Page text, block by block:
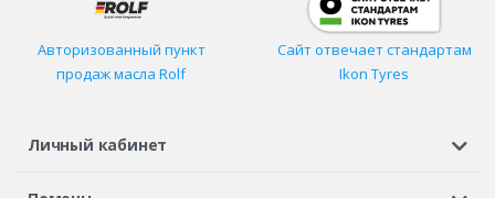
Авторизованный пункт
продаж масла Rolf
Сайт отвечает стандартам
Ikon Tyres
Личный кабинет